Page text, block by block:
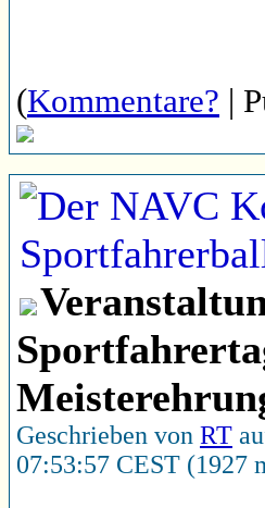
(Kommentare? |
Geschrieben von RT
07:53:57 CEST (1927